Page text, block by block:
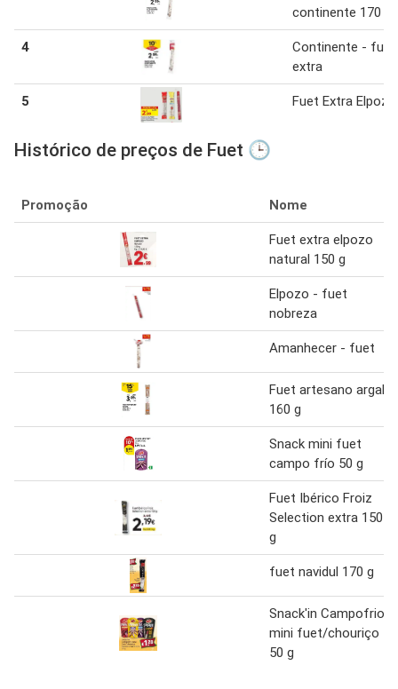
continente 170 g
4
Continente - fuet
extra
5 Fuet Extra Elpozo
Histórico de preços de Fuet 🕒
Promoção Nome
Fuet extra elpozo
natural 150 g
Elpozo - fuet
nobreza
Amanhecer - fuet
Fuet artesano argal
160 g
Snack mini fuet
campo frío 50 g
Fuet Ibérico Froiz
Selection extra 150
g
fuet navidul 170 g
Snack'in Campofrio
mini fuet/chouriço
50 g